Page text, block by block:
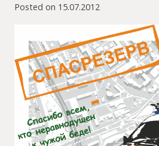
Posted on 15.07.2012